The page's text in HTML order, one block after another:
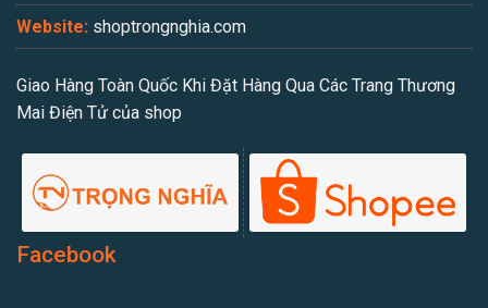
Website: shoptrongnghia.com
Giao Hàng Toàn Quốc Khi Đặt Hàng Qua Các Trang Thương
Mai Điện Tử của shop
Facebook